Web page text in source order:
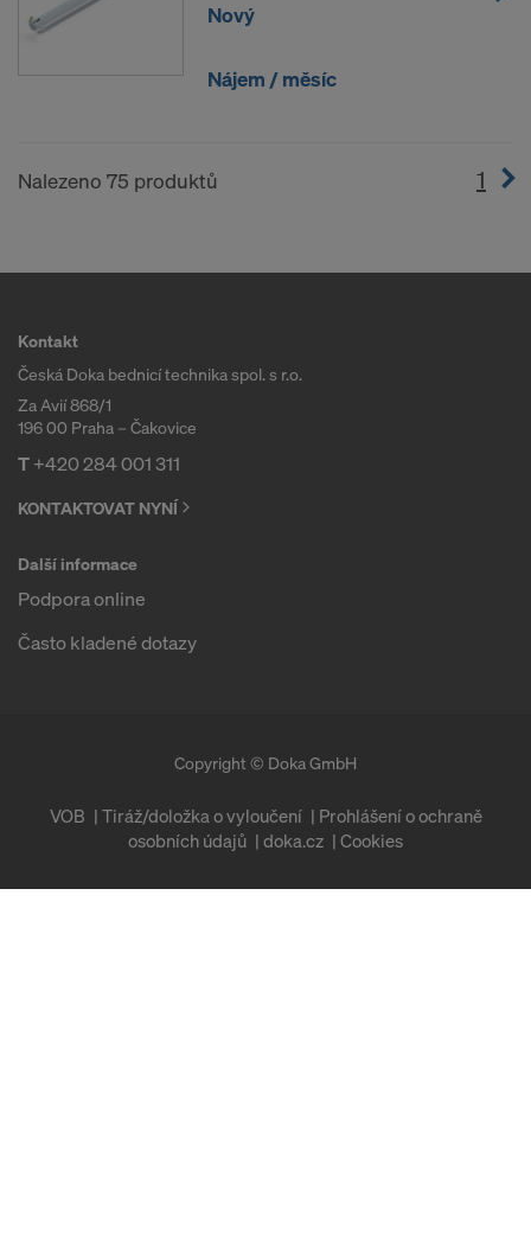
Nový
Nájem / měsíc
Nalezeno 75 produktů 1
Kontakt
Česká Doka bednicí technika spol. s r.o.
Za Avií 868/1
196 00 Praha – Čakovice
T+420 284 001 311
KONTAKTOVAT NYNÍ
Další informace
Podpora online
Často kladené dotazy
Copyright © Doka GmbH
VOB Tiráž/doložka o vyloučení
Prohlášení o ochraně
osobních údajů
doka.cz Cookies